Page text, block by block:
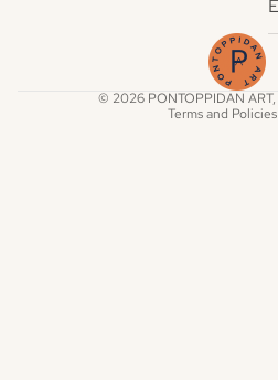
© 2026 PONTOPPIDAN ART
Terms and Policies
Contact information